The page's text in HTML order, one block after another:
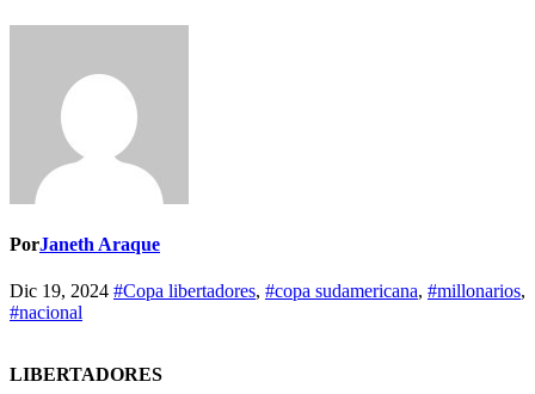
PorJaneth Araque
Dic 19, 2024 #Copa libertadores, #copa sudamericana, #millonarios,
#nacional
LIBERTADORES